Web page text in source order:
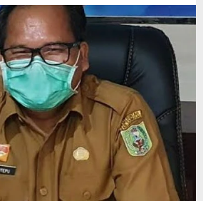
Orang
Kabupaten
Sanggau